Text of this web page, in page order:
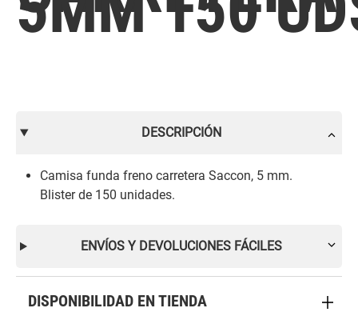
DESCRIPCIÓN
Camisa funda freno carretera Saccon, 5 mm.
Blister de 150 unidades.
ENVÍOS Y DEVOLUCIONES FÁCILES
DISPONIBILIDAD EN TIENDA